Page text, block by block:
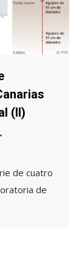
(II)
de cuatro
de